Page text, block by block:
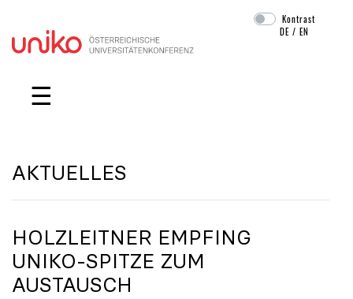
Navigation überspringen
Kontrast
DE /EN
☰
AKTUELLES
HOLZLEITNER EMPFING
UNIKO-SPITZE ZUM
AUSTAUSCH